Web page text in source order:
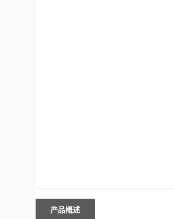
产品概述